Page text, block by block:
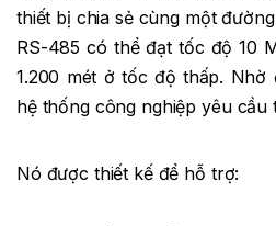
thiết bị chia sẻ cùng một
RS-485 có thể đạt tốc độ 10
1.200 mét ở tốc độ thấp.
hệ thống công nghiệp yêu
Nó được thiết kế để hỗ trợ: